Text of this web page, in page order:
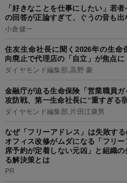
「好きなことを仕事にしたい」若
の回答が正論すぎて、ぐうの音も出
小倉健一
住友生命社長に聞く2026年の生命
向廃止で代理店の「自立」が焦点に
ダイヤモンド編集部,高野 豪
金融庁が迫る生命保険「営業職員ガ
攻防戦、第一生命社長に“重すぎる
ダイヤモンド編集部,片田江康男
なぜ「フリーアドレス」は失敗す
オフィス改修がムダになる「フリ
席予約が定着しない元凶」と組織
る解決策とは
PR